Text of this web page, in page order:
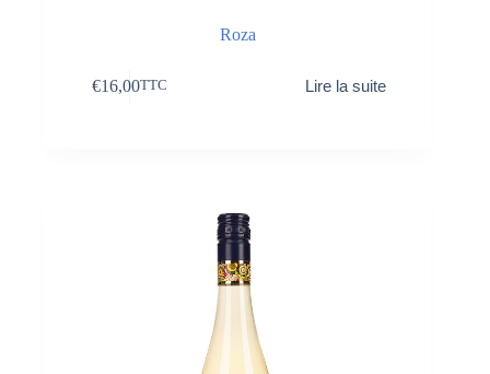
Roza
€16,00TTC Lire la suite